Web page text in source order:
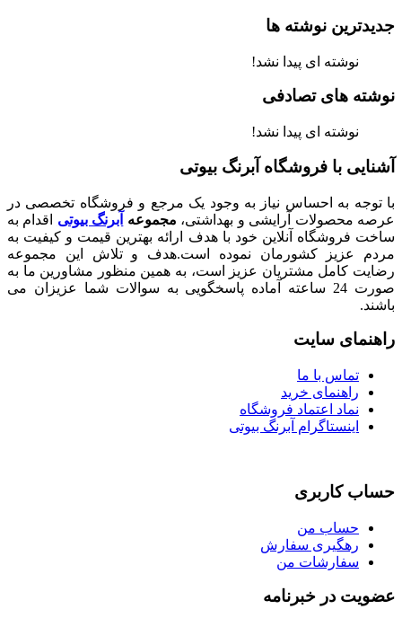
جدیدترین نوشته ها
نوشته ای پیدا نشد!
نوشته های تصادفی
نوشته ای پیدا نشد!
آشنایی با فروشگاه آبرنگ بیوتی
با توجه به احساس نیاز به وجود یک مرجع و فروشگاه تخصصی در
عرصه محصولات آرایشی و بهداشتی، مجموعه آبرنگ بیوتی اقدام به
ساخت فروشگاه آنلاین خود با هدف ارائه بهترین قیمت و کیفیت به
مردم عزیز کشورمان نموده است.هدف و تلاش این مجموعه
رضایت کامل مشتریان عزیز است، به همین منظور مشاورین ما به
صورت 24 ساعته آماده پاسخگویی به سوالات شما عزیزان می
باشند.
راهنمای سایت
تماس با ما
راهنمای خرید
نماد اعتماد فروشگاه
اینستاگرام آبرنگ بیوتی
حساب کاربری
حساب من
رهگیری سفارش
سفارشات من
عضویت در خبرنامه